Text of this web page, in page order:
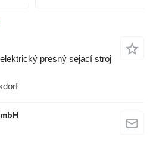
presný sejací stroj